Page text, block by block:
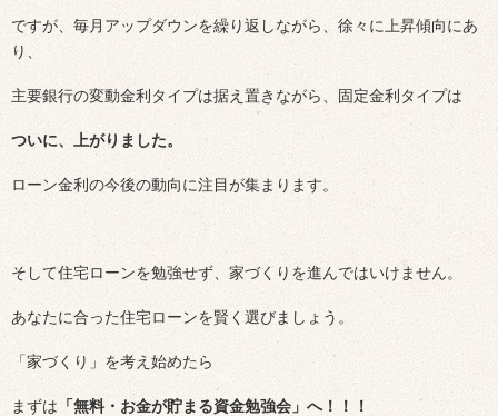
ですが、毎月アップダウンを繰り返しながら、徐々に上昇傾向にあ
り、
主要銀行の変動金利タイプは据え置きながら、固定金利タイプは
ついに、上がりました。
ローン金利の今後の動向に注目が集まります。
そして住宅ローンを勉強せず、家づくりを進んではいけません。
あなたに合った住宅ローンを賢く選びましょう。
「家づくり」を考え始めたら
まずは 「無料・お金が貯まる資金勉強会」へ！！！